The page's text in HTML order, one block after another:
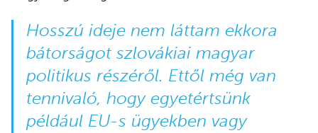
Hosszú ideje nem láttam ekkora
bátorságot szlovákiai magyar
politikus részéről. Ettől még van
tennivaló, hogy egyetértsünk
például EU-s ügyekben vagy